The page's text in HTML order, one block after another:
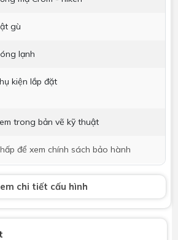
gù
lạnh
kiện lắp đặt
trong bản vẽ kỹ thuật
để xem chính sách bảo hành
chức năng
chi tiết cấu hình